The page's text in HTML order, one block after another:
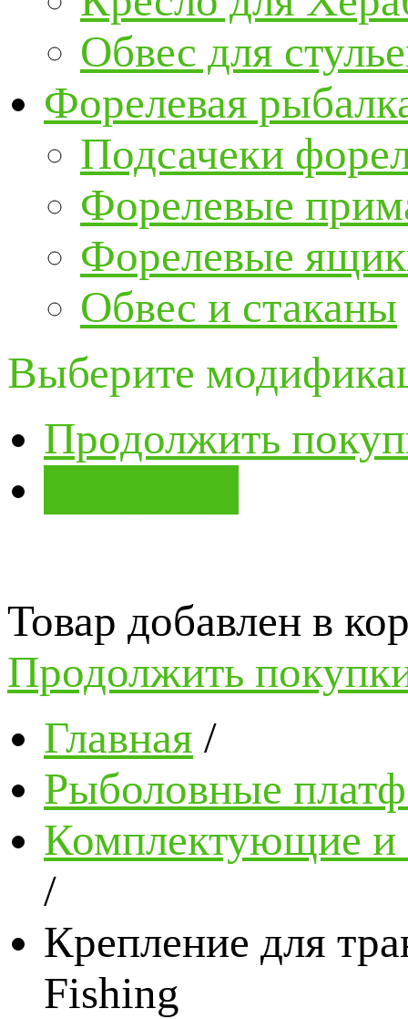
Обвес для
Форелевая
Подсачеки
Форелевые
Форелевые
Обвес и стаканы
Выберите
Продолжить
Товар добавлен в
Продолжить
Главная /
Рыболовные
Комплектующие и
/
Крепление для
Fishing